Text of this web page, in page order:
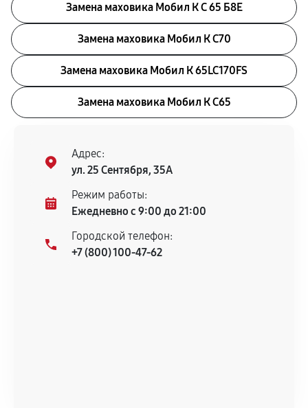
Замена маховика Мобил К С 65 Б8Е
Замена маховика Мобил К С70
Замена маховика Мобил К 65LC170FS
Замена маховика Мобил К С65
Адрес:
ул. 25 Сентября, 35А
Режим работы:
Ежедневно с 9:00 до 21:00
Городской телефон:
+7 (800) 100-47-62